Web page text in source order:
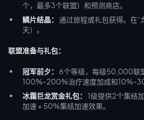
个，最多3个联盟）和预测商店。
鳞片结晶：
通过旅程或礼包获得。在“
天）。
联盟准备与礼包：
冠军前夕：
6个等级，每级50,000联
100%-200%治疗速度加成和10%-
冰霜巨龙赏金礼包：
1级提供2个集结
加速 + 50%集结加速效果。